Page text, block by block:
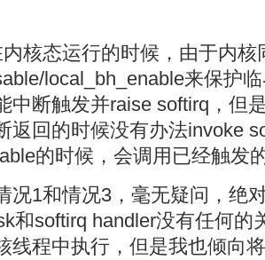
内核态运行的时候，由于内
local_bh_enable来保护
中断触发并raise softirq，但
返回的时候没有办法invoke
的时候，会调用已经触发
况1和情况3，毫无疑问，绝
和softirq handler没有任何的
线程中执行，但是我也倾向